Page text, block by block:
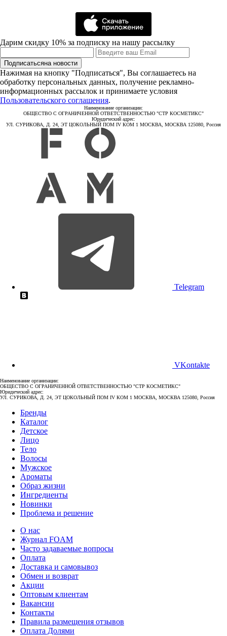
Дарим скидку 10% за подписку на нашу рассылку
Подписатьсяна новости
Нажимая на кнопку "Подписаться", Вы соглашаетесь на
обработку персональных данных, получение рекламно-
информационных рассылок и принимаете условия
Пользовательского соглашения.
Наименование организации:
ОБЩЕСТВО С ОГРАНИЧЕННОЙ ОТВЕТСТВЕННОСТЬЮ "СТР КОСМЕТИКС"
Юридический адрес:
УЛ. СУРИКОВА, Д. 24, ЭТ ЦОКОЛЬНЫЙ ПОМ IV КОМ 1 МОСКВА, МОСКВА 125080, Россия
Telegram
VKontakte
Наименование организации:
ОБЩЕСТВО С ОГРАНИЧЕННОЙ ОТВЕТСТВЕННОСТЬЮ "СТР КОСМЕТИКС"
Юридический адрес:
УЛ. СУРИКОВА, Д. 24, ЭТ ЦОКОЛЬНЫЙ ПОМ IV КОМ 1 МОСКВА, МОСКВА 125080, Россия
Бренды
Каталог
Детское
Лицо
Тело
Волосы
Мужское
Ароматы
Образ жизни
Ингредиенты
Новинки
Проблема и решение
О нас
Журнал FOAM
Часто задаваемые вопросы
Оплата
Доставка и самовывоз
Обмен и возврат
Акции
Оптовым клиентам
Вакансии
Контакты
Правила размещения отзывов
Оплата Долями